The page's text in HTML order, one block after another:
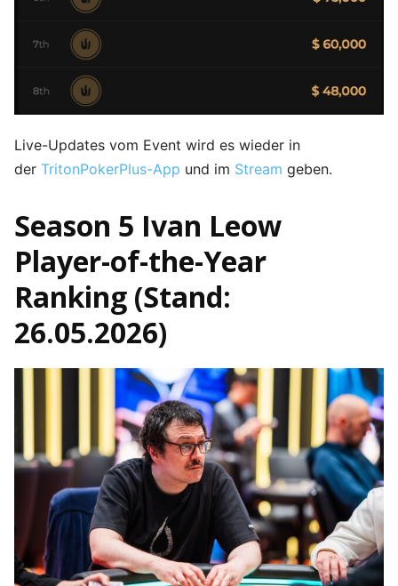
Live-Updates vom Event wird es wieder in
der TritonPokerPlus-App und im Stream geben.
Season 5 Ivan Leow
Player-of-the-Year
Ranking (Stand:
26.05.2026)